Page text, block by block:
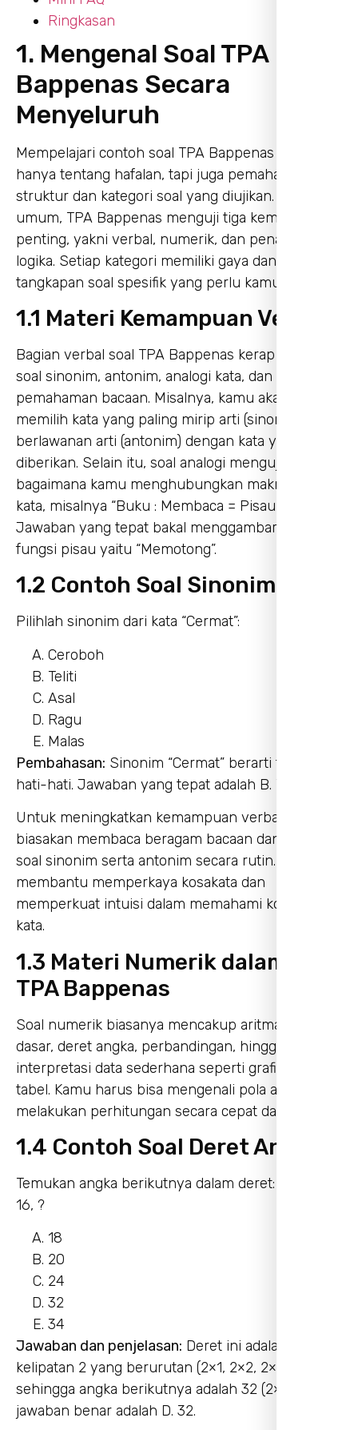
Ringkasan
1. Mengenal Soal TPA
Bappenas Secara
Menyeluruh
Mempelajari contoh soal TPA Bappenas bukan
hanya tentang hafalan, tapi juga pemahaman
struktur dan kategori soal yang diujikan. Secara
umum, TPA Bappenas menguji tiga kemampuan
penting, yakni verbal, numerik, dan penalaran
logika. Setiap kategori memiliki gaya dan
tangkapan soal spesifik yang perlu kamu kuasai.
1.1 Materi Kemampuan Verbal
Bagian verbal soal TPA Bappenas kerap berisi
soal sinonim, antonim, analogi kata, dan
pemahaman bacaan. Misalnya, kamu akan diminta
memilih kata yang paling mirip arti (sinonim) atau
berlawanan arti (antonim) dengan kata yang
diberikan. Selain itu, soal analogi menguji
bagaimana kamu menghubungkan makna antar
kata, misalnya “Buku : Membaca = Pisau : ?”
Jawaban yang tepat bakal menggambarkan
fungsi pisau yaitu “Memotong”.
1.2 Contoh Soal Sinonim
Pilihlah sinonim dari kata “Cermat”:
Ceroboh
Teliti
Asal
Ragu
Malas
Pembahasan: Sinonim “Cermat” berarti teliti atau
hati-hati. Jawaban yang tepat adalah B. Teliti.
Untuk meningkatkan kemampuan verbal,
biasakan membaca beragam bacaan dan latihan
soal sinonim serta antonim secara rutin. Hal ini
membantu memperkaya kosakata dan
memperkuat intuisi dalam memahami konteks
kata.
1.3 Materi Numerik dalam Soal
TPA Bappenas
Soal numerik biasanya mencakup aritmatika
dasar, deret angka, perbandingan, hingga
interpretasi data sederhana seperti grafik atau
tabel. Kamu harus bisa mengenali pola angka dan
melakukan perhitungan secara cepat dan tepat.
1.4 Contoh Soal Deret Angka
Temukan angka berikutnya dalam deret: 2, 4, 8,
16, ?
18
20
24
32
34
Jawaban dan penjelasan: Deret ini adalah
kelipatan 2 yang berurutan (2×1, 2×2, 2×4, 2×8 … ),
sehingga angka berikutnya adalah 32 (2×16). Jadi,
jawaban benar adalah D. 32.